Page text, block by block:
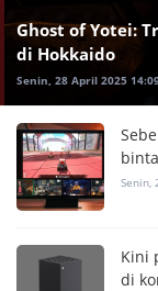
Ghost of Yotei:
di Hokkaido
Senin, 28 April 2025
Senin,
Kini
di